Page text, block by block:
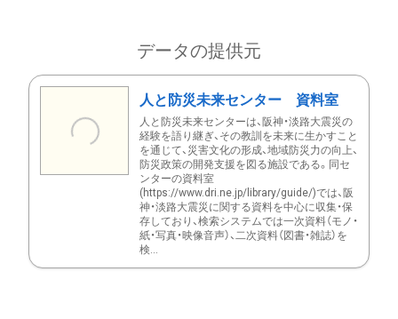
データの提供元
人と防災未来センター 資料室
人と防災未来センターは、阪神・淡路大震災の
経験を語り継ぎ、その教訓を未来に生かすこと
を通じて、災害文化の形成、地域防災力の向上、
防災政策の開発支援を図る施設である。同セ
ンターの資料室
(https://www.dri.ne.jp/library/guide/)では、阪
神・淡路大震災に関する資料を中心に収集・保
存しており、検索システムでは一次資料（モノ・
紙・写真・映像音声）、二次資料（図書・雑誌）を
検...